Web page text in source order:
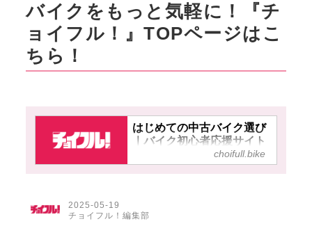
バイクをもっと気軽に！『チ
ョイフル！』TOPページはこ
ちら！
はじめての中古バイク選び
｜バイク初心者応援サイト
【チョイフル！】choifull.bike
2025-05-19
チョイフル！編集部